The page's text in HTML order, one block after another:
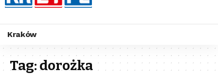
Kraków
Tag:dorożka